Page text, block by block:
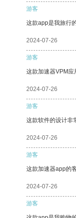
游客
这款app是我旅行
2024-07-26
游客
这款加速器VPM应
2024-07-26
游客
这款软件的设计非
2024-07-26
游客
这款加速器app的
2024-07-26
游客